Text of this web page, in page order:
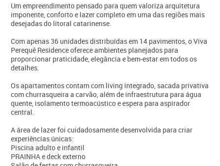
Um empreendimento pensado para quem valoriza arquitetura
imponente, conforto e lazer completo em uma das regiões mais
desejadas do litoral catarinense.
Com apenas 36 unidades distribuídas em 14 pavimentos, o Viva
Perequê Residence oferece ambientes planejados para
proporcionar praticidade, elegância e bem-estar em todos os
detalhes.
Os apartamentos contam com living integrado, sacada privativa
com churrasqueira a carvão, além de infraestrutura para água
quente, isolamento termoacústico e espera para aspirador
central.
A área de lazer foi cuidadosamente desenvolvida para criar
experiências únicas:
Piscina adulto e infantil
PRAINHA e deck externo